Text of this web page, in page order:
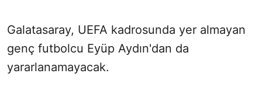
Galatasaray, UEFA kadrosunda yer almayan
genç futbolcu Eyüp Aydın'dan da
yararlanamayacak.